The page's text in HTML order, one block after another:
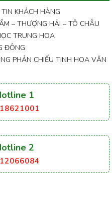
KHÁCH HÀNG
– THƯỢNG HẢI – TÔ CHÂU
TRUNG HOA
ĐÔNG
PHẢN CHIẾU TINH HOA VĂN
1
2